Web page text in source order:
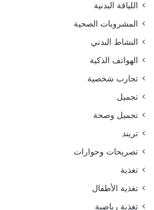
اللياقة البدنية
المشروبات الصحية
النشاط البدني
الهواتف الذكية
تجارب شخصية
تجميل
تجميل وصحة
تريند
تصريحات وحوارات
تغذية
تغذية الأطفال
تغذية رياضية